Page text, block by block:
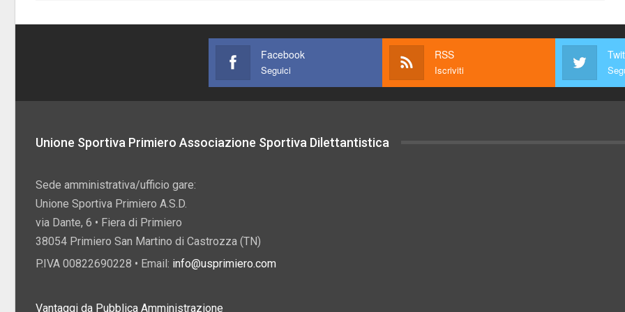
Facebook
Seguici
RSS
Iscriviti
Unione Sportiva Primiero Associazione Sportiva Dilettantistica
Sede amministrativa/ufficio gare:
Unione Sportiva Primiero A.S.D.
via Dante, 6 • Fiera di Primiero
38054 Primiero San Martino di Castrozza (TN)
P.IVA 00822690228 • Email: info@usprimiero.com
Vantaggi da Pubblica Amministrazione